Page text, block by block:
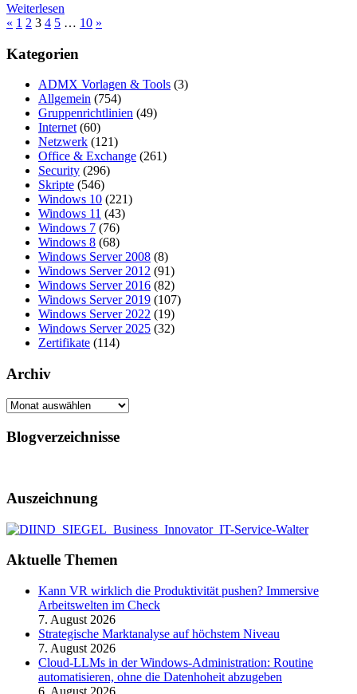
Weiterlesen
Seitennummerierung
der
Beiträge
« Vorherige
1 2 3 4 5 … 10 Nächste
»
Kategorien
ADMX Vorlagen & Tools (3)
Allgemein (754)
Gruppenrichtlinien (49)
Internet (60)
Netzwerk (121)
Office & Exchange (261)
Security (296)
Skripte (546)
Windows 10 (221)
Windows 11 (43)
Windows 7 (76)
Windows 8 (68)
Windows Server 2008 (8)
Windows Server 2012 (91)
Windows Server 2016 (82)
Windows Server 2019 (107)
Windows Server 2022 (19)
Windows Server 2025 (32)
Zertifikate (114)
Archiv
Archiv
Blogverzeichnisse
Auszeichnung
Aktuelle Themen
Kann VR wirklich die Produktivität pushen? Immersive
Arbeitswelten im Check
7. August 2026
Strategische Marktanalyse auf höchstem Niveau
7. August 2026
Cloud-LLMs in der Windows-Administration: Routine
automatisieren, ohne die Datenhoheit abzugeben
6. August 2026